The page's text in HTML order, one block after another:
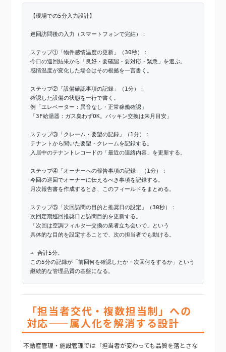
【現場での5分入力設計】
巡回訪問後の入力（スマートフォンで完結）：
ステップ①「物件感情温度の更新」（30秒）：
今日の巡回結果から「良好・要確認・要対応・緊急」を選ぶ。
感情温度が変化した場合はその根拠を一言書く。
ステップ②「設備確認事項の記録」（1分）：
確認した設備の状態を一行で書く。
例「エレベーター：異音なし・正常稼働確認」
「3F給湯器：ガス臭わずOK。パッキン交換は来月目安」
ステップ③「クレーム・要望の記録」（1分）：
テナントから聞いた要望・クレームを記録する。
入居中のテナントレコードの「最近の連絡内容」を更新する。
ステップ④「オーナーへの報告事項の記録」（1分）：
今回の巡回でオーナーに伝えるべき事項を記録する。
月次報告書を作成するとき、このフィールドをまとめる。
ステップ⑤「次回訪問の目的と推奨日の設定」（30秒）：
次回定期巡回推奨日と訪問目的を更新する。
「次回は空調フィルター交換の業者立ち会いで」という
具体的な目的を設定することで、次の担当者でも動ける。
→ 合計5分。
この5分の記録が「前回何を確認したか・次回何をするか」という
継続的な管理品質の基盤になる。
「担当者交代・複数担当制」への
対応——属人化を解消する設計
不動産管理・施設管理では「担当者が変わっても品質を落とさな